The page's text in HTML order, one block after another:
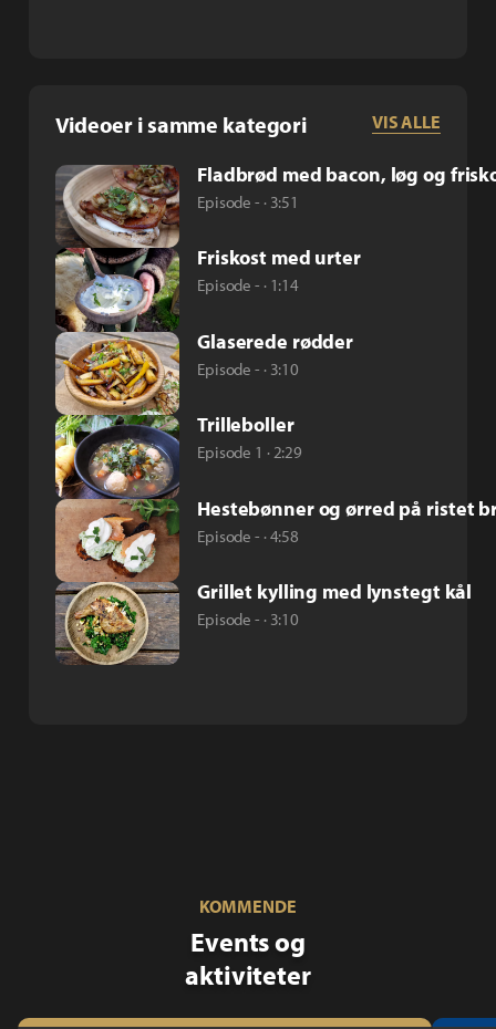
Videoer i samme kategori VIS ALLE
Fladbrød med bacon, løg og
Episode - · 3:51
Friskost med urter
Episode - · 1:14
Glaserede rødder
Episode - · 3:10
Trilleboller
Episode 1 · 2:29
Hestebønner og ørred på ristet
Episode - · 4:58
Grillet kylling med lynstegt kål
Episode - · 3:10
KOMMENDE
Events og
aktiviteter